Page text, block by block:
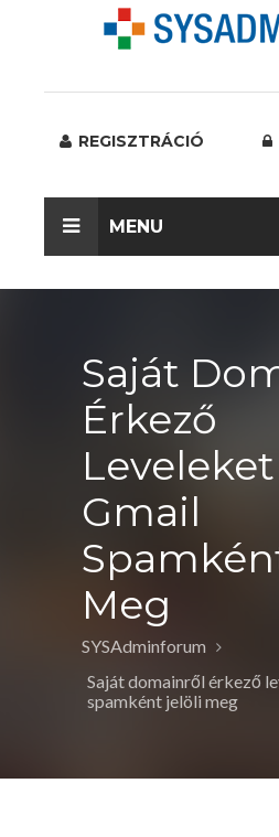
REGISZTRÁCIÓ
MENU
Saját
Érkező
Gmail
Meg
SYSAdminforum
Saját domainről érkező
spamként jelöli meg